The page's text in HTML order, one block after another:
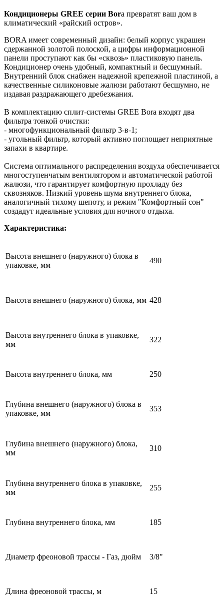
Кондиционеры GREE серии Bora превратят ваш дом в
климатический «райский остров».
BORA имеет современный дизайн: белый корпус украшен
сдержанной золотой полоской, а цифры информационной
панели проступают как бы «сквозь» пластиковую панель.
Кондиционер очень удобный, компактный и бесшумный.
Внутренний блок снабжен надежной крепежной пластиной, а
качественные силиконовые жалюзи работают бесшумно, не
издавая раздражающего дребезжания.
В комплектацию сплит-системы GREE Bora входят два
фильтра тонкой очистки:
- многофункциональный фильтр 3-в-1;
- угольный фильтр, который активно поглощает неприятные
запахи в квартире.
Система оптимального распределения воздуха обеспечивается
многоступенчатым вентилятором и автоматической работой
жалюзи, что гарантирует комфортную прохладу без
сквозняков. Низкий уровень шума внутреннего блока,
аналогичный тихому шепоту, и режим "Комфортный сон"
создадут идеальные условия для ночного отдыха.
Характеристика:
Высота внешнего (наружного) блока в
упаковке, мм
490
Высота внешнего (наружного) блока, мм 428
Высота внутреннего блока в упаковке,
мм
322
Высота внутреннего блока, мм 250
Глубина внешнего (наружного) блока в
упаковке, мм
353
Глубина внешнего (наружного) блока,
мм
310
Глубина внутреннего блока в упаковке,
мм
255
Глубина внутреннего блока, мм 185
Диаметр фреоновой трассы - Газ, дюйм 3/8"
Длина фреоновой трассы, м 15